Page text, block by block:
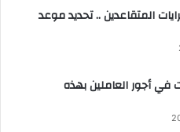
المتقاعدين .. تحديد موعد
في أجور العاملين بهذه